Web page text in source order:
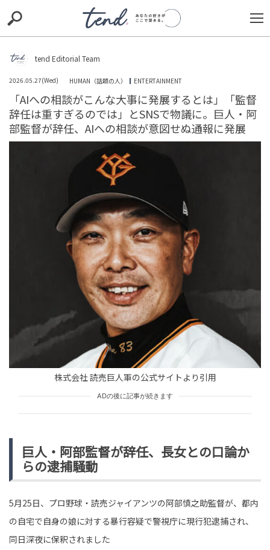
trill nordot RECOMMEND ARENA TOP
「お昼何食べようかな」と勤務中に弁当を買うパート。
我慢できずにオーナーに報告した結果
TREND（トレンド深堀）
STORY
tend Editorial Team
同意か拒絶か。元ジャンポケ斉藤被告の無罪主張を揺る
がす被害女性の悲痛な叫びと、透けて見える芸能界の歪
んだ特権意識
HUMAN（話題の人）
ENTERTAINMENT
tend Editorial Team
定か、現代女性が下した選択に見る結婚観の現在地
tend Editorial Team
2026.05.27(Wed) HUMAN（話題の人） ENTERTAINMENT
「AIへの相談がこんな大事に発展するとは」「監督
辞任は重すぎるのでは」とSNSで物議に。巨人・阿
部監督が辞任、AIへの相談が意図せぬ通報に発展
株式会社 読売巨人軍の公式サイトより引用
ADの後に記事が続きます
巨人・阿部監督が辞任、長女との口論か
らの逮捕騒動
5月25日、プロ野球・読売ジャイアンツの阿部慎之助監督が、都内
の自宅で自身の娘に対する暴行容疑で警視庁に現行犯逮捕され、
同日深夜に保釈されました